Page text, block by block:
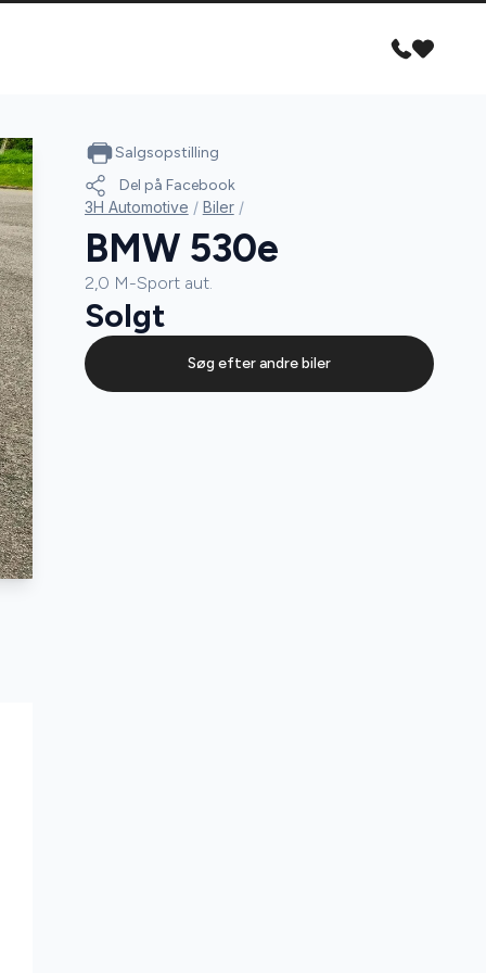
Salgsopstilling
Del på Facebook
3H Automotive / Biler /
BMW 530e
2,0 M-Sport aut.
Solgt
Søg efter andre biler